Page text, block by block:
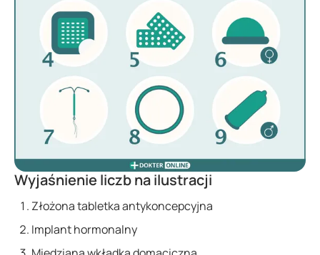
Wyjaśnienie liczb na ilustracji
Złożona tabletka antykoncepcyjna
Implant hormonalny